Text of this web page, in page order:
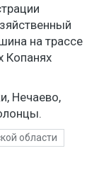
на трассе
Копанях
Нечаево,
области